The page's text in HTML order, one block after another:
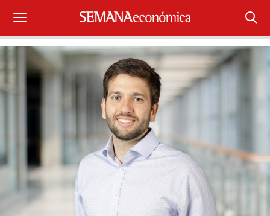
Suscríbase
Iniciar sesión
¿Qué está pasando?
Sectores y Empresas
Management